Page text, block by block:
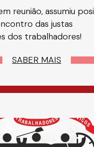
reunião, assumiu
das justas
dos trabalhadores!
SABER MAIS